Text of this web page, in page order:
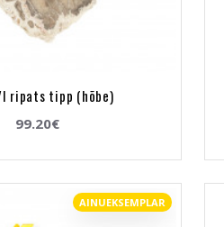
ripats tipp (hõbe)
99.20€
AINUEKSEMPLAR